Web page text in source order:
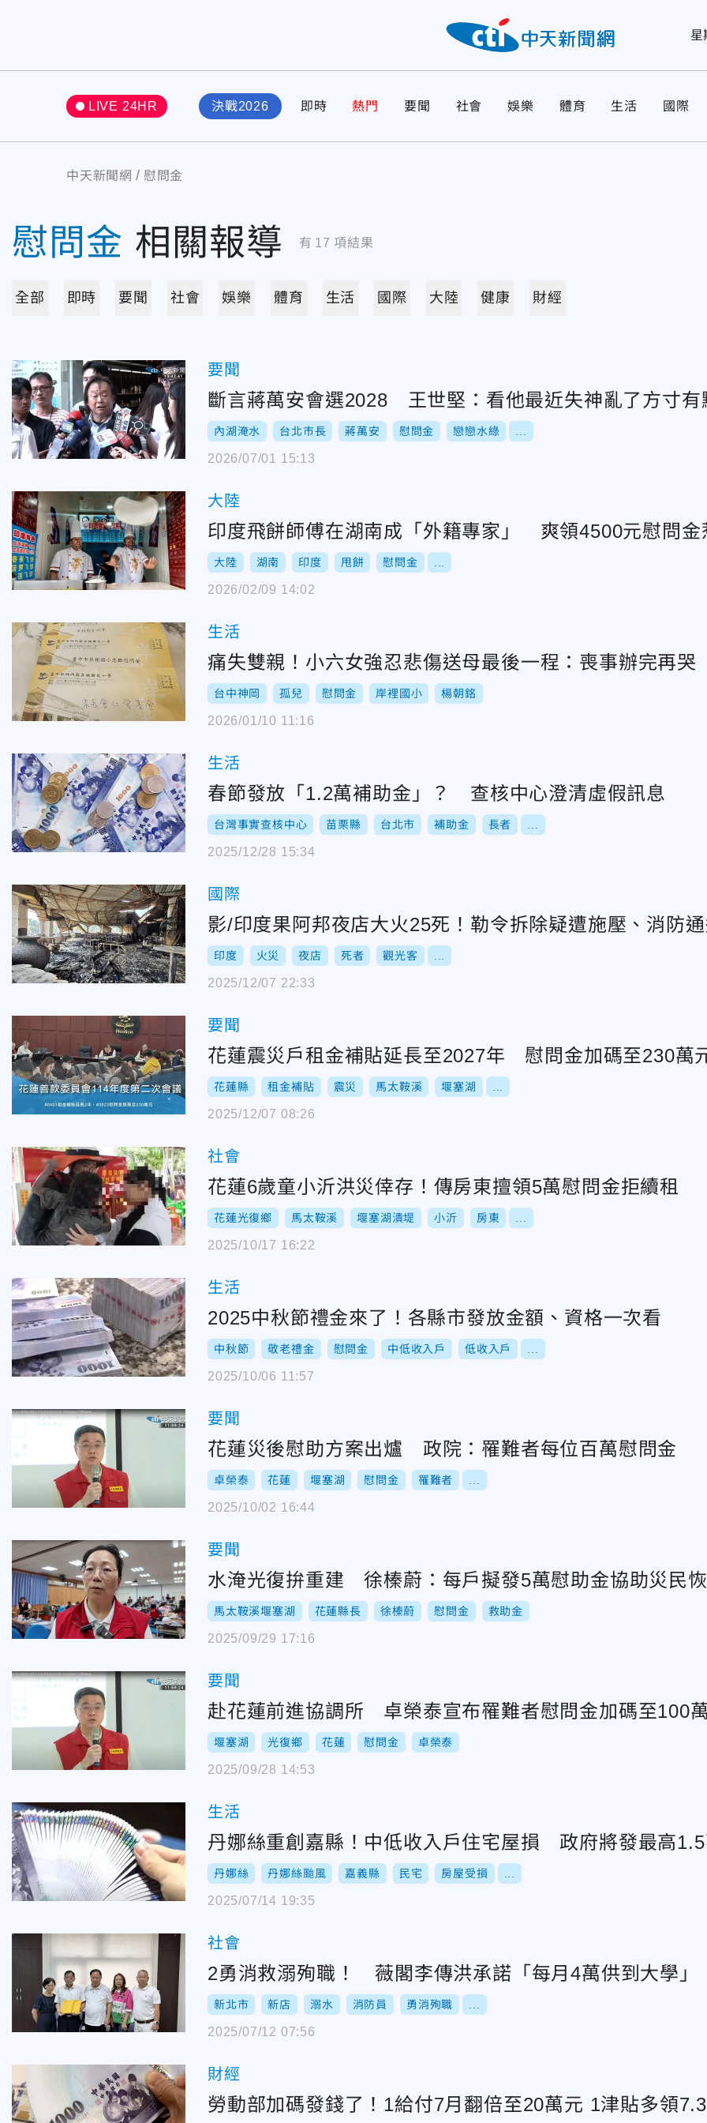
星
LIVE 24HR 決戰2026 即時 熱門 要聞 社會 娛樂 體育 生活 國際
中天新聞網 慰問金
慰問金 相關報導 有 17 項結果
全部 即時 要聞 社會 娛樂 體育 生活 國際 大陸 健康 財經
要聞
斷言蔣萬安會選2028 王世堅：看他最近失神亂了方寸有
內湖淹水 台北市長 蔣萬安 慰問金 戀戀水綠
2026/07/01 15:13
大陸
印度飛餅師傅在湖南成「外籍專家」 爽領4500元慰問金
大陸 湖南 印度 甩餅 慰問金
2026/02/09 14:02
生活
痛失雙親！小六女強忍悲傷送母最後一程：喪事辦完再哭
台中神岡 孤兒 慰問金 岸裡國小 楊朝銘
2026/01/10 11:16
生活
春節發放「1.2萬補助金」？ 查核中心澄清虛假訊息
台灣事實查核中心 苗栗縣 台北市 補助金 長者
2025/12/28 15:34
國際
影/印度果阿邦夜店大火25死！勒令拆除疑遭施壓、消防
印度 火災 夜店 死者 觀光客
2025/12/07 22:33
要聞
花蓮震災戶租金補貼延長至2027年 慰問金加碼至230萬
花蓮縣 租金補貼 震災 馬太鞍溪 堰塞湖
2025/12/07 08:26
社會
花蓮6歲童小沂洪災倖存！傳房東擅領5萬慰問金拒續租
花蓮光復鄉 馬太鞍溪 堰塞湖潰堤 小沂 房東
2025/10/17 16:22
生活
2025中秋節禮金來了！各縣市發放金額、資格一次看
中秋節 敬老禮金 慰問金 中低收入戶 低收入戶
2025/10/06 11:57
要聞
花蓮災後慰助方案出爐 政院：罹難者每位百萬慰問金
卓榮泰 花蓮 堰塞湖 慰問金 罹難者
2025/10/02 16:44
要聞
水淹光復拚重建 徐榛蔚：每戶擬發5萬慰助金協助災民
馬太鞍溪堰塞湖 花蓮縣長 徐榛蔚 慰問金 救助金
2025/09/29 17:16
要聞
赴花蓮前進協調所 卓榮泰宣布罹難者慰問金加碼至100
堰塞湖 光復鄉 花蓮 慰問金 卓榮泰
2025/09/28 14:53
生活
丹娜絲重創嘉縣！中低收入戶住宅屋損 政府將發最高
丹娜絲 丹娜絲颱風 嘉義縣 民宅 房屋受損
2025/07/14 19:35
社會
2勇消救溺殉職！ 薇閣李傳洪承諾「每月4萬供到大學」
新北市 新店 溺水 消防員 勇消殉職
2025/07/12 07:56
財經
勞動部加碼發錢了！1給付7月翻倍至20萬